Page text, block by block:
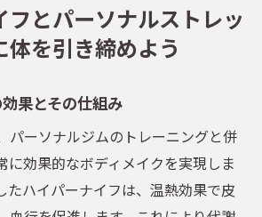
フとパーソナルストレッ
体を引き締めよう
果とその仕組み
パーソナルジムのトレーニングと併
に効果的なボディメイクを実現しま
たハイパーナイフは、温熱効果で皮